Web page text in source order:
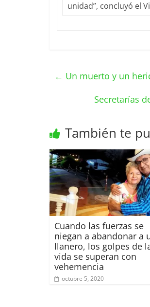
unidad”, concluyó el
← Un muerto y un
Secretarías
También te
Cuando las fuerzas se
niegan a abandonar a
llanero, los golpes de
vida se superan con
vehemencia
octubre 5, 2020